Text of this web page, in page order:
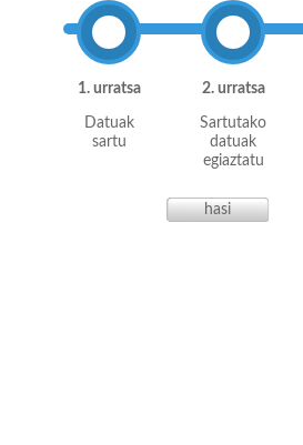
1. urratsa
Datuak
sartu
2. urratsa
Sartutako
datuak
egiaztatu